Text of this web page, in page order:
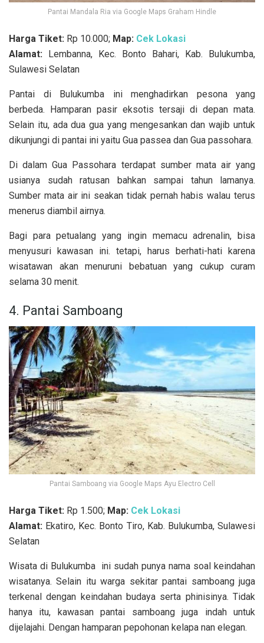
Pantai Mandala Ria via Google Maps Graham Hindle
Harga Tiket: Rp 10.000; Map: Cek Lokasi
Alamat: Lembanna, Kec. Bonto Bahari, Kab. Bulukumba,
Sulawesi Selatan
Pantai di Bulukumba ini menghadirkan pesona yang
berbeda. Hamparan pasir eksotis tersaji di depan mata.
Selain itu, ada dua gua yang mengesankan dan wajib untuk
dikunjungi di pantai ini yaitu Gua passea dan Gua passohara.
Di dalam Gua Passohara terdapat sumber mata air yang
usianya sudah ratusan bahkan sampai tahun lamanya.
Sumber mata air ini seakan tidak pernah habis walau terus
menerus diambil airnya.
Bagi para petualang yang ingin memacu adrenalin, bisa
menyusuri kawasan ini. tetapi, harus berhati-hati karena
wisatawan akan menuruni bebatuan yang cukup curam
selama 30 menit.
4. Pantai Samboang
Pantai Samboang via Google Maps Ayu Electro Cell
Harga Tiket: Rp 1.500; Map: Cek Lokasi
Alamat: Ekatiro, Kec. Bonto Tiro, Kab. Bulukumba, Sulawesi
Selatan
Wisata di Bulukumba ini sudah punya nama soal keindahan
wisatanya. Selain itu warga sekitar pantai samboang juga
terkenal dengan keindahan budaya serta phinisinya. Tidak
hanya itu, kawasan pantai samboang juga indah untuk
dijelajahi. Dengan hamparan pepohonan kelapa nan elegan.